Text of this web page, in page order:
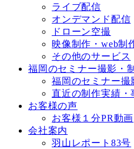
ライブ配信
オンデマンド配信
ドローン空撮
映像制作・web制
その他のサービス
福岡のセミナー撮影・
福岡のセミナー撮
直近の制作実績・
お客様の声
お客様１分PR動画
会社案内
羽山レポート83号